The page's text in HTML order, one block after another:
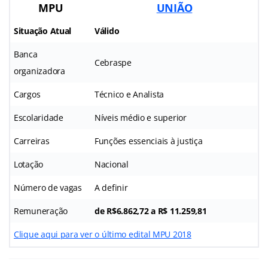
MPU
UNIÃO
Situação Atual Válido
Banca
organizadora
Cebraspe
Cargos Técnico e Analista
Escolaridade Níveis médio e superior
Carreiras Funções essenciais à justiça
Lotação Nacional
Número de vagas A definir
Remuneração de R$6.862,72 a R$ 11.259,81
Clique aqui para ver o último edital MPU 2018